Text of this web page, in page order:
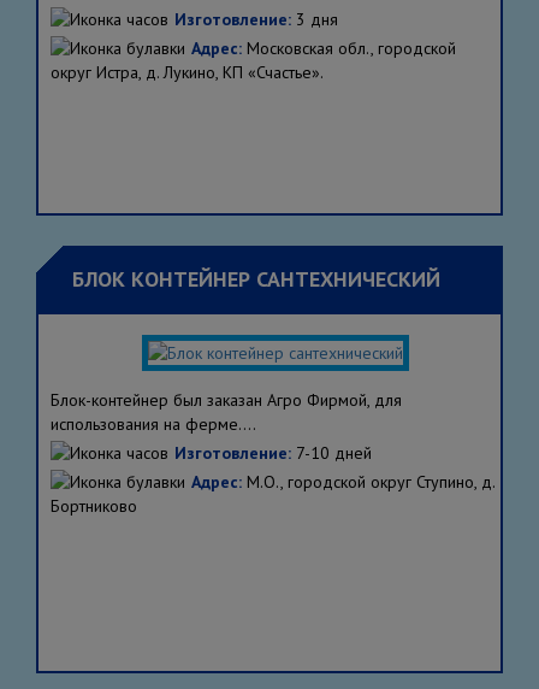
Изготовление: 3 дня
Адрес: Московская обл., городской
округ Истра, д. Лукино, КП «Счастье».
БЛОК КОНТЕЙНЕР САНТЕХНИЧЕСКИЙ
Блок-контейнер был заказан Агро Фирмой, для
использования на ферме....
Изготовление: 7-10 дней
Адрес: М.О., городской округ Ступино, д.
Бортниково